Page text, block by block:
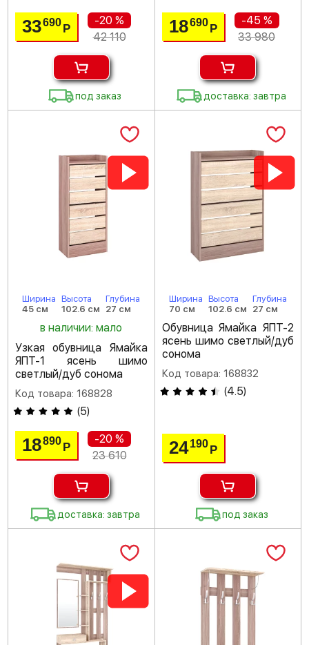
33690Р
-20 %
42 110
под заказ
18690 Р
-45 %
33 980
доставка: завтра
Ширина
45 см
Высота
102.6 см
Глубина
27 см
в наличии: мало
Узкая обувница Ямайка
ЯПТ-1 ясень шимо
светлый/дуб сонома
Код товара: 168828
(5)
18890Р
-20 %
23 610
доставка: завтра
Ширина
70 см
Высота
102.6 см
Глубина
27 см
Обувница Ямайка ЯПТ-2
ясень шимо светлый/дуб
сонома
Код товара: 168832
(4.5)
24 190 Р
под заказ